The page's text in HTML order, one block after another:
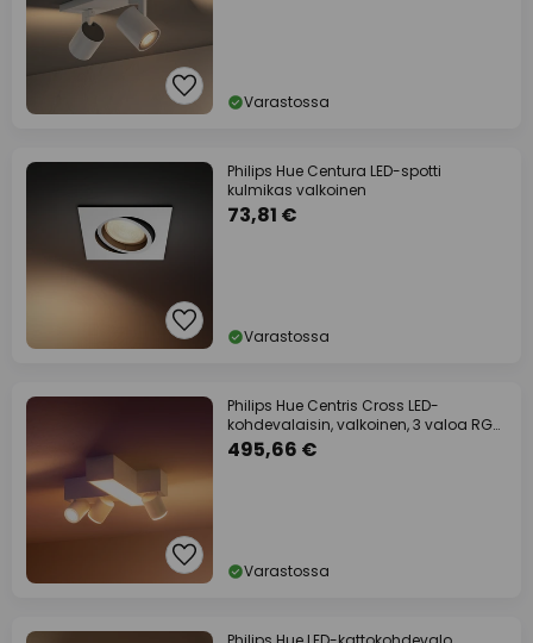
Varastossa
Philips Hue Centura LED-spotti
kulmikas valkoinen
73,81 €
Varastossa
Philips Hue Centris Cross LED-
kohdevalaisin, valkoinen, 3 valoa RGB
CCT
495,66 €
Varastossa